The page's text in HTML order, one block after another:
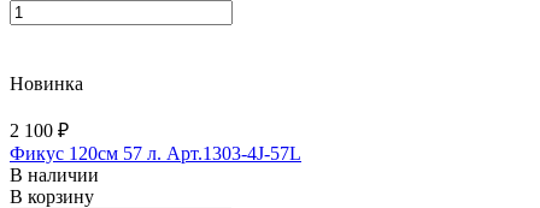
Новинка
2 100 ₽
Фикус 120см 57 л. Арт.1303-4J-57L
В наличии
В корзину